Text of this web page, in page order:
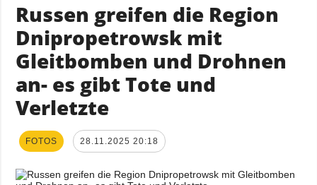
Russen greifen die Region
Dnipropetrowsk mit
Gleitbomben und Drohnen
an- es gibt Tote und
Verletzte
FOTOS 28.11.2025 20:18